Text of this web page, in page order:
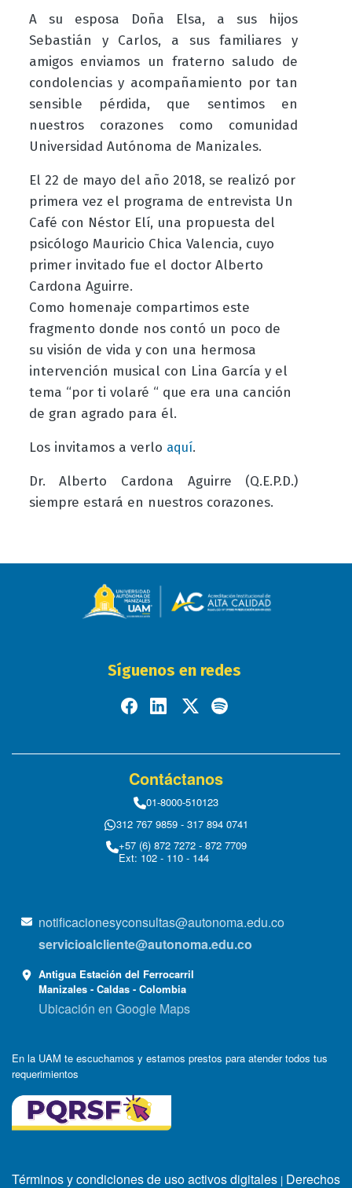
A su esposa Doña Elsa, a sus hijos
Sebastián y Carlos, a sus familiares y
amigos enviamos un fraterno saludo de
condolencias y acompañamiento por tan
sensible pérdida, que sentimos en
nuestros corazones como comunidad
Universidad Autónoma de Manizales.
El 22 de mayo del año 2018, se realizó por
primera vez el programa de entrevista Un
Café con Néstor Elí, una propuesta del
psicólogo Mauricio Chica Valencia, cuyo
primer invitado fue el doctor Alberto
Cardona Aguirre.
Como homenaje compartimos este
fragmento donde nos contó un poco de
su visión de vida y con una hermosa
intervención musical con Lina García y el
tema “por ti volaré “ que era una canción
de gran agrado para él.
Los invitamos a verlo aquí.
Dr. Alberto Cardona Aguirre (Q.E.P.D.)
siempre estará en nuestros corazones.
Síguenos en redes
Contáctanos
01-8000-510123
312 767 9859 - 317 894 0741
+57 (6) 872 7272 - 872 7709
Ext: 102 - 110 - 144
notificacionesyconsultas@autonoma.edu.co
servicioalcliente@autonoma.edu.co
Antigua Estación del Ferrocarril
Manizales - Caldas - Colombia
Ubicación en Google Maps
En la UAM te escuchamos y estamos prestos para atender todos tus
requerimientos
Términos y condiciones de uso activos digitales | Derechos